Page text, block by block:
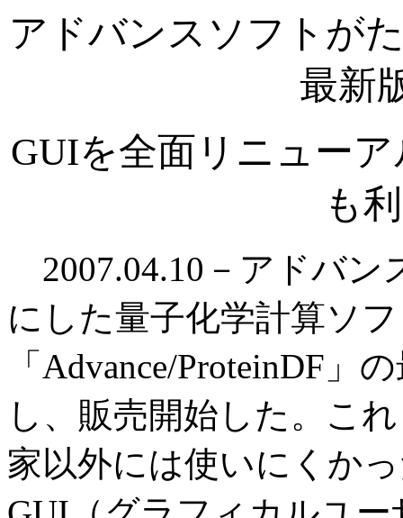
アドバンスソフトが
最新
GUIを全面リニュー
も
2007.04.10－アドバン
にした量子化学計算ソ
「Advance/ProteinDF」
し、販売開始した。こ
家以外には使いにくか